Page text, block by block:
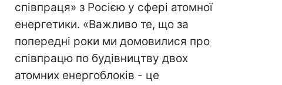
співпраця» з Росією у сфері атомної
енергетики. «Важливо те, що за
попередні роки ми домовилися про
співпрацю по будівництву двох
атомних енергоблоків - це